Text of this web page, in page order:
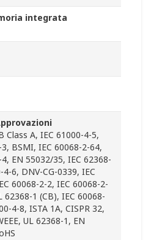
integrata
Class A, IEC 61000-4-5,
BSMI, IEC 60068-2-64,
EN 55032/35, IEC 62368-
4-6, DNV-CG-0339, IEC
60068-2-2, IEC 60068-2-
62368-1 (CB), IEC 60068-
4-8, ISTA 1A, CISPR 32,
UL 62368-1, EN